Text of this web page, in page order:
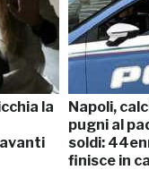
la
Napoli,
pugni al
soldi:
finisce in